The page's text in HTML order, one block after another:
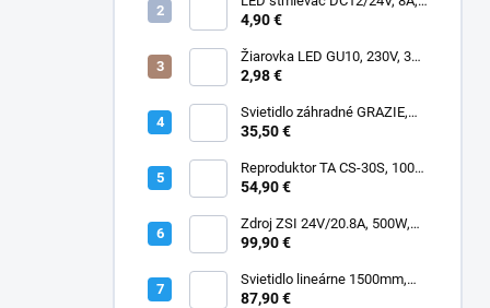
manuálny
4,90 €
Žiarovka LED GU10, 230V, 3W,
SMD2835, 3000K, 220lm, 120°
2,98 €
Svietidlo záhradné GRAZIE,
GU10, IP44
35,50 €
Reproduktor TA CS-30S, 100V,
30W, IP65
54,90 €
Zdroj ZSI 24V/20.8A, 500W,
IP67, Fose, MPF-500-24, PFC,
99,90 €
Svietidlo lineárne 1500mm,
LED 40/55/65/80W, 4000K,
87,90 €